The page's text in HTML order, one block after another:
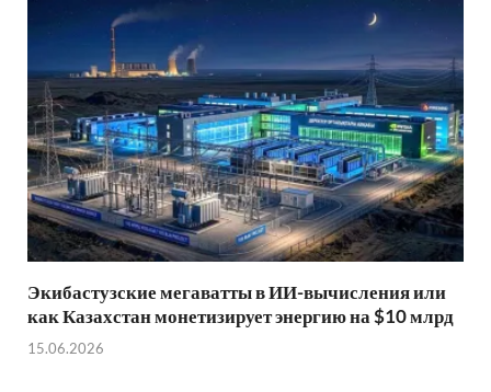
Экибастузские мегаватты в ИИ-вычисления или
как Казахстан монетизирует энергию на $10 млрд
15.06.2026